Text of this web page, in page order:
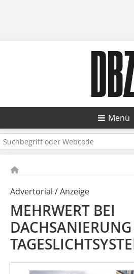
Menü
Advertorial / Anzeige
MEHRWERT BEI